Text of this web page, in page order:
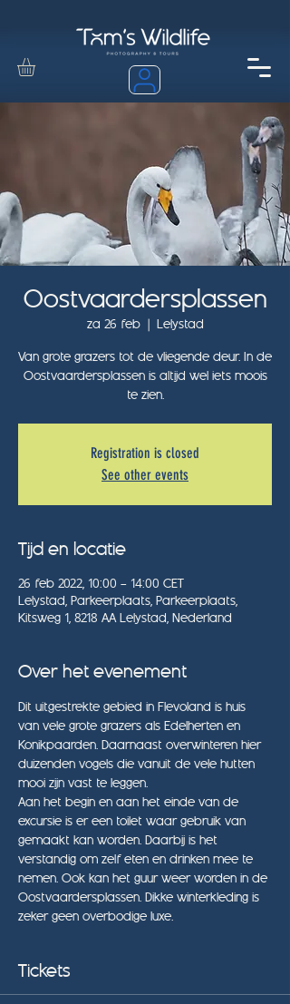
Oostvaardersplassen
za 26 feb
  |
Lelystad
Van grote grazers tot de vliegende deur. In de
Oostvaardersplassen is altijd wel iets moois
te zien.
Registration is closed
See other events
Tijd en locatie
26 feb 2022, 10:00 – 14:00 CET
Lelystad, Parkeerplaats, Parkeerplaats,
Kitsweg 1, 8218 AA Lelystad, Nederland
Over het evenement
Dit uitgestrekte gebied in Flevoland is huis
van vele grote grazers als Edelherten en
Konikpaarden. Daarnaast overwinteren hier
duizenden vogels die vanuit de vele hutten
mooi zijn vast te leggen.
Aan het begin en aan het einde van de
excursie is er een toilet waar gebruik van
gemaakt kan worden. Daarbij is het
verstandig om zelf eten en drinken mee te
nemen. Ook kan het guur weer worden in de
Oostvaardersplassen. Dikke winterkleding is
zeker geen overbodige luxe.
Tickets